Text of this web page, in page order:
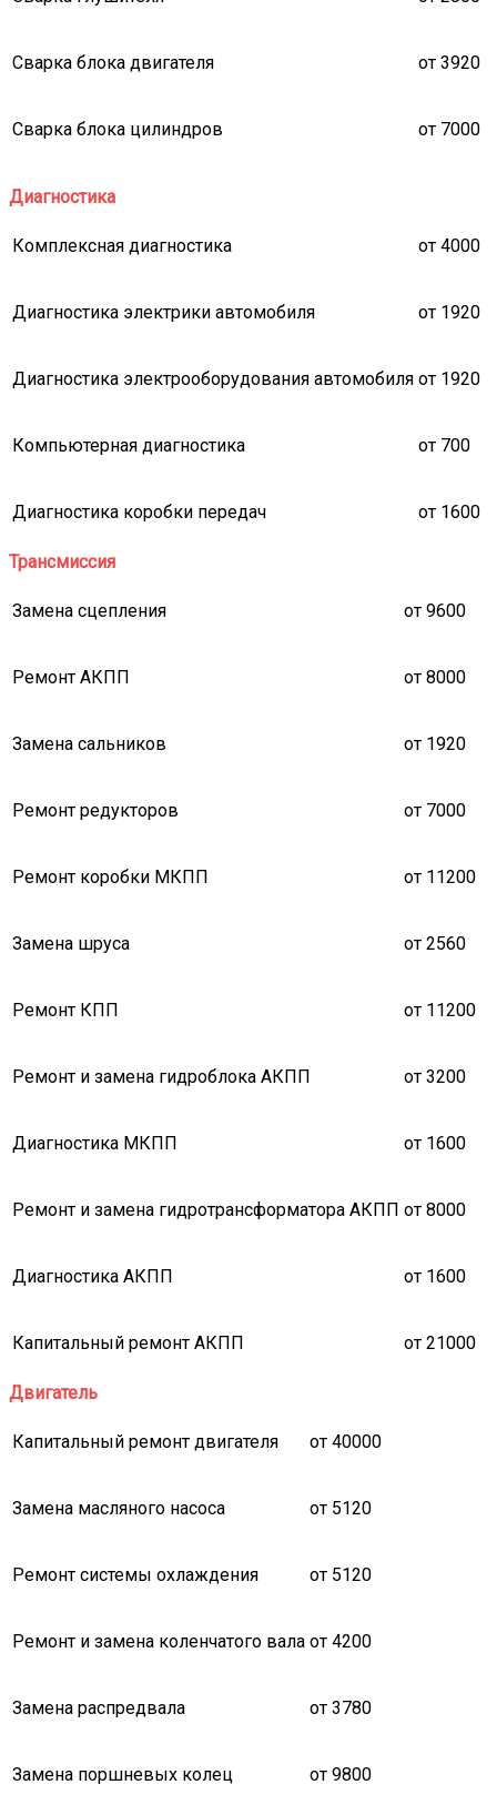
Сварка блока двигателя от 3920
Сварка блока цилиндров от 7000
Диагностика
Комплексная диагностика от 4000
Диагностика электрики автомобиля от 1920
Диагностика электрооборудования автомобиля от 1920
Компьютерная диагностика от 700
Диагностика коробки передач от 1600
Трансмиссия
Замена сцепления от 9600
Ремонт АКПП от 8000
Замена сальников от 1920
Ремонт редукторов от 7000
Ремонт коробки МКПП от 11200
Замена шруса от 2560
Ремонт КПП от 11200
Ремонт и замена гидроблока АКПП от 3200
Диагностика МКПП от 1600
Ремонт и замена гидротрансформатора АКПП от 8000
Диагностика АКПП от 1600
Капитальный ремонт АКПП от 21000
Двигатель
Капитальный ремонт двигателя от 40000
Замена масляного насоса от 5120
Ремонт системы охлаждения от 5120
Ремонт и замена коленчатого вала от 4200
Замена распредвала от 3780
Замена поршневых колец от 9800